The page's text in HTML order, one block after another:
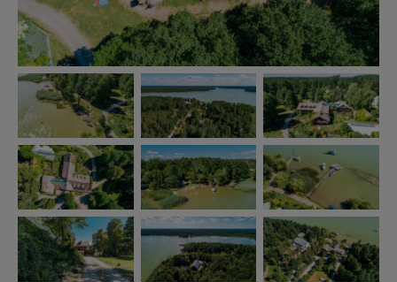
Wiejska 17, 11-500 Giżycko. Możesz z nami
skontaktować się za pośrednictwem tejstrony.
W każdej chwili możesz: zażądać dostępu do swoich
danych, zażądać ich poprawienia lub usunięcia,
zabronić ich przetwarzania. Pamiętaj jednak, że nie
zawsze jest możliwe techniczne zrealizowanie Twoich
praw w odniesieniu do informacji zawartych w plikach
cookies. Twoja przeglądarka umożliwia Ci skasowanie
tych plików - w pewnych przypadkach nie możemy tego
zrobić za Ciebie.
Dziękujemy, i życzmy miłego odkrywania Mazur na
nowo...